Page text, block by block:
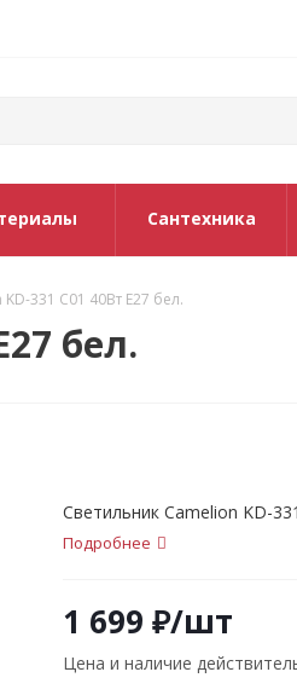
Сантехника
331 С01 40Вт Е27 бел.
бел.
Светильник Camelion KD-
Подробнее
1 699 ₽/шт
Цена и наличие